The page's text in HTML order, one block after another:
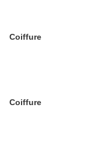
Coiffure
Coiffure